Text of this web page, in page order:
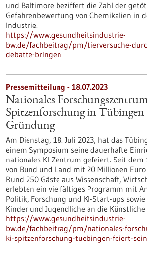
und Baltimore beziffert die Zahl der
Gefahrenbewertung von Chemikalien in
Industrie.
https://www.gesundheitsindustrie-
bw.de/fachbeitrag/pm/tierversuche-
debatte-bringen
Pressemitteilung - 18.07.2023
Nationales
Spitzenforschung in Tübingen
Gründung
Am Dienstag, 18. Juli 2023, hat das
einem Symposium seine dauerhafte
nationales KI-Zentrum gefeiert. Seit dem
von Bund und Land mit 20 Millionen
Rund 250 Gäste aus Wissenschaft,
erlebten ein vielfältiges Programm mit
Politik, Forschung und KI-Start-ups
Kinder und Jugendliche an die
https://www.gesundheitsindustrie-
bw.de/fachbeitrag/pm/nationales-
ki-spitzenforschung-tuebingen-feiert-